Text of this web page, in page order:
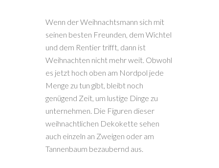
Wenn der Weihnachtsmann sich mit
seinen besten Freunden, dem Wichtel
und dem Rentier trifft, dann ist
Weihnachten nicht mehr weit. Obwohl
es jetzt hoch oben am Nordpol jede
Menge zu tun gibt, bleibt noch
genügend Zeit, um lustige Dinge zu
unternehmen. Die Figuren dieser
weihnachtlichen Dekokette sehen
auch einzeln an Zweigen oder am
Tannenbaum bezaubernd aus.